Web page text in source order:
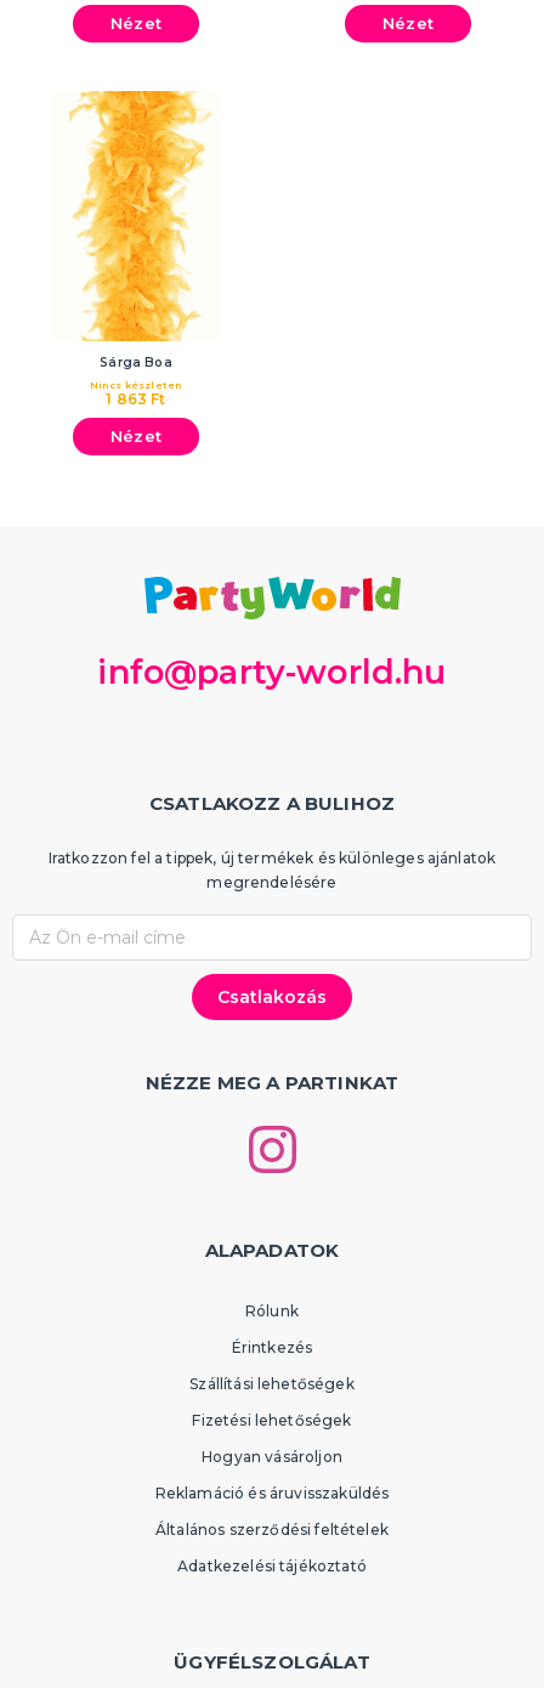
Nézet Nézet
Sárga Boa
1 863 Ft
Nincs készleten
Nézet
info@party-world.hu
CSATLAKOZZ A BULIHOZ
Iratkozzon fel a tippek, új termékek és különleges ajánlatok
megrendelésére
NÉZZE MEG A PARTINKAT
ALAPADATOK
Rólunk
Érintkezés
Szállítási lehetőségek
Fizetési lehetőségek
Hogyan vásároljon
Reklamáció és áruvisszaküldés
Általános szerződési feltételek
Adatkezelési tájékoztató
ÜGYFÉLSZOLGÁLAT